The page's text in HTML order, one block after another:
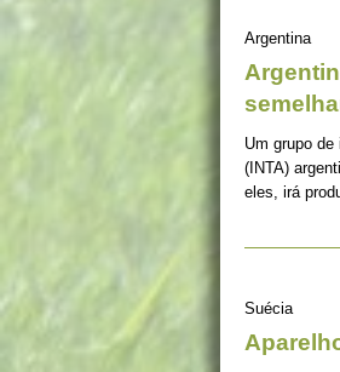
Argentina
Um grupo
(INTA)
eles, irá
Suécia